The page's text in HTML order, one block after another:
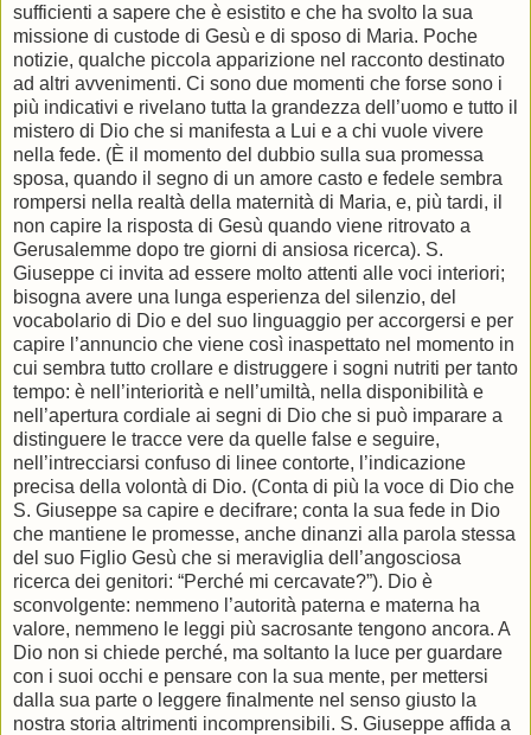
sufficienti a sapere che è esistito e che ha svolto la sua
missione di custode di Gesù e di sposo di Maria. Poche
notizie, qualche piccola apparizione nel racconto destinato
ad altri avvenimenti. Ci sono due momenti che forse sono i
più indicativi e rivelano tutta la grandezza dell’uomo e tutto il
mistero di Dio che si manifesta a Lui e a chi vuole vivere
nella fede. (È il momento del dubbio sulla sua promessa
sposa, quando il segno di un amore casto e fedele sembra
rompersi nella realtà della maternità di Maria, e, più tardi, il
non capire la risposta di Gesù quando viene ritrovato a
Gerusalemme dopo tre giorni di ansiosa ricerca). S.
Giuseppe ci invita ad essere molto attenti alle voci interiori;
bisogna avere una lunga esperienza del silenzio, del
vocabolario di Dio e del suo linguaggio per accorgersi e per
capire l’annuncio che viene così inaspettato nel momento in
cui sembra tutto crollare e distruggere i sogni nutriti per tanto
tempo: è nell’interiorità e nell’umiltà, nella disponibilità e
nell’apertura cordiale ai segni di Dio che si può imparare a
distinguere le tracce vere da quelle false e seguire,
nell’intrecciarsi confuso di linee contorte, l’indicazione
precisa della volontà di Dio. (Conta di più la voce di Dio che
S. Giuseppe sa capire e decifrare; conta la sua fede in Dio
che mantiene le promesse, anche dinanzi alla parola stessa
del suo Figlio Gesù che si meraviglia dell’angosciosa
ricerca dei genitori: “Perché mi cercavate?”). Dio è
sconvolgente: nemmeno l’autorità paterna e materna ha
valore, nemmeno le leggi più sacrosante tengono ancora. A
Dio non si chiede perché, ma soltanto la luce per guardare
con i suoi occhi e pensare con la sua mente, per mettersi
dalla sua parte o leggere finalmente nel senso giusto la
nostra storia altrimenti incomprensibili. S. Giuseppe affida a